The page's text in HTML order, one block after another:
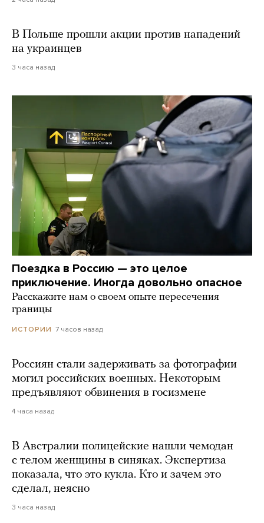
В Польше прошли акции против нападений
на украинцев
3 часа назад
Поездка в Россию — это целое
приключение. Иногда довольно опасное
Расскажите нам о своем опыте пересечения
границы
ИСТОРИИ 7 часов назад
Россиян стали задерживать за фотографии
могил российских военных. Некоторым
предъявляют обвинения в госизмене
4 часа назад
В Австралии полицейские нашли чемодан
с телом женщины в синяках. Экспертиза
показала, что это кукла. Кто и зачем это
сделал, неясно
3 часа назад